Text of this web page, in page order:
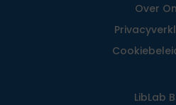
Over
LibLab